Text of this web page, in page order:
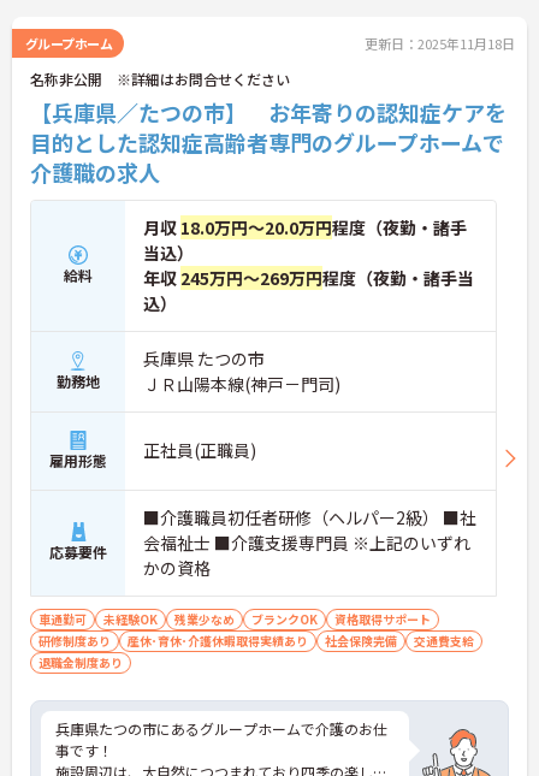
グループホーム 更新日：2025年11月18日
名称非公開 ※詳細はお問合せください
【兵庫県／たつの市】 お年寄りの認知症ケアを
目的とした認知症高齢者専門のグループホームで
介護職の求人
給料
月収 18.0万円～20.0万円程度（夜勤・諸手
当込）
年収 245万円～269万円程度（夜勤・諸手当
込）
勤務地
兵庫県 たつの市
ＪＲ山陽本線(神戸－門司)
雇用形態 正社員(正職員)
応募要件
■介護職員初任者研修（ヘルパー2級） ■社
会福祉士 ■介護支援専門員 ※上記のいずれ
かの資格
車通勤可 未経験OK 残業少なめ ブランクOK
資格取得サポート
研修制度あり
産休･育休･介護休暇取得実績あり 社会保険完備
交通費支給
退職金制度あり
兵庫県たつの市にあるグループホームで介護のお仕
事です！
施設周辺は、大自然につつまれており四季の楽しみ